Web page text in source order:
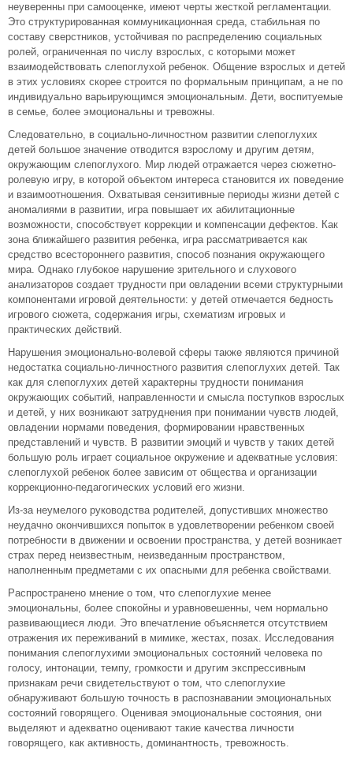
неуверенны при самооценке, имеют черты жесткой регламентации.
Это структурированная коммуникационная среда, стабильная по
составу сверстников, устойчивая по распределению социальных
ролей, ограниченная по числу взрослых, с которыми может
взаимодействовать слепоглухой ребенок. Общение взрослых и детей
в этих условиях скорее строится по формальным принципам, а не по
индивидуально варьирующимся эмоциональным. Дети, воспитуемые
в семье, более эмоциональны и тревожны.
Следовательно, в социально-личностном развитии слепоглухих
детей большое значение отводится взрослому и другим детям,
окружающим слепоглухого. Мир людей отражается через сюжетно-
ролевую игру, в которой объектом интереса становится их поведение
и взаимоотношения. Охватывая сензитивные периоды жизни детей с
аномалиями в развитии, игра повышает их абилитационные
возможности, способствует коррекции и компенсации дефектов. Как
зона ближайшего развития ребенка, игра рассматривается как
средство всестороннего развития, способ познания окружающего
мира. Однако глубокое нарушение зрительного и слухового
анализаторов создает трудности при овладении всеми структурными
компонентами игровой деятельности: у детей отмечается бедность
игрового сюжета, содержания игры, схематизм игровых и
практических действий.
Нарушения эмоционально-волевой сферы также являются причиной
недостатка социально-личностного развития слепоглухих детей. Так
как для слепоглухих детей характерны трудности понимания
окружающих событий, направленности и смысла поступков взрослых
и детей, у них возникают затруднения при понимании чувств людей,
овладении нормами поведения, формировании нравственных
представлений и чувств. В развитии эмоций и чувств у таких детей
большую роль играет социальное окружение и адекватные условия:
слепоглухой ребенок более зависим от общества и организации
коррекционно-педагогических условий его жизни.
Из-за неумелого руководства родителей, допустивших множество
неудачно окончившихся попыток в удовлетворении ребенком своей
потребности в движении и освоении пространства, у детей возникает
страх перед неизвестным, неизведанным пространством,
наполненным предметами с их опасными для ребенка свойствами.
Распространено мнение о том, что слепоглухие менее
эмоциональны, более спокойны и уравновешенны, чем нормально
развивающиеся люди. Это впечатление объясняется отсутствием
отражения их переживаний в мимике, жестах, позах. Исследования
понимания слепоглухими эмоциональных состояний человека по
голосу, интонации, темпу, громкости и другим экспрессивным
признакам речи свидетельствуют о том, что слепоглухие
обнаруживают большую точность в распознавании эмоциональных
состояний говорящего. Оценивая эмоциональные состояния, они
выделяют и адекватно оценивают такие качества личности
говорящего, как активность, доминантность, тревожность.